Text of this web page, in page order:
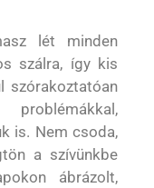
lét minden
szálra, így kis
szórakoztatóan
is. Nem csoda,
a szívünkbe
ábrázolt,